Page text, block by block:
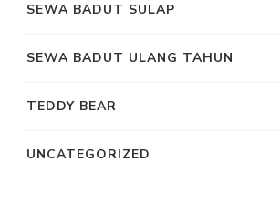
SEWA BADUT SULAP
SEWA BADUT ULANG TAHUN
TEDDY BEAR
UNCATEGORIZED